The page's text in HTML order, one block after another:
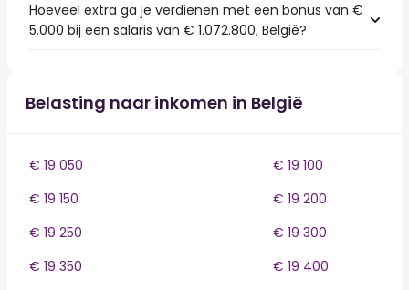
Hoeveel extra ga je verdienen met een bonus van €
5.000 bij een salaris van € 1.072.800, België?
Belasting naar inkomen in België
€ 19 050
€ 19 100
€ 19 150
€ 19 200
€ 19 250
€ 19 300
€ 19 350
€ 19 400